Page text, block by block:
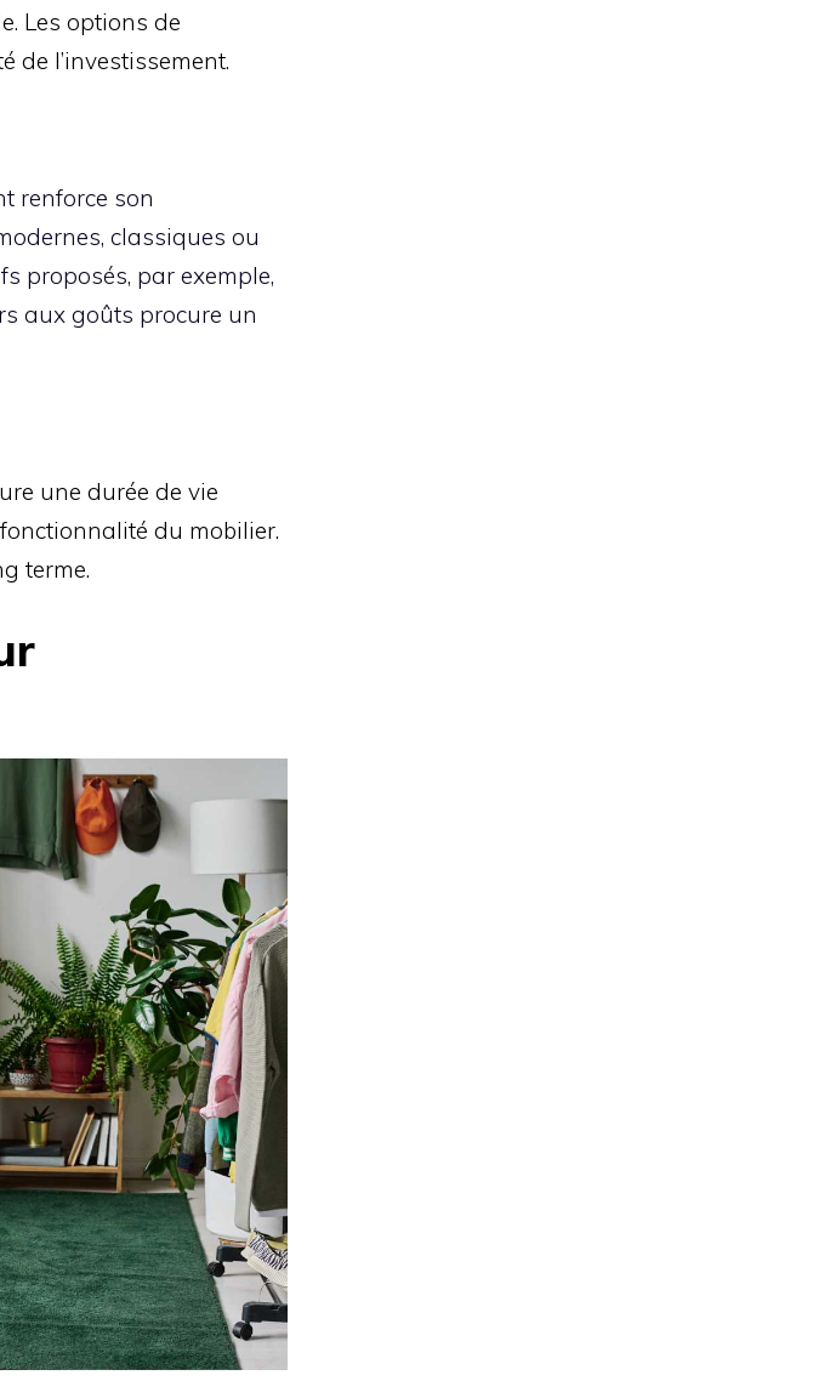
Les options de
l’investissement.
renforce son
classiques ou
proposés, par exemple,
aux goûts procure un
une durée de vie
du mobilier.
terme.